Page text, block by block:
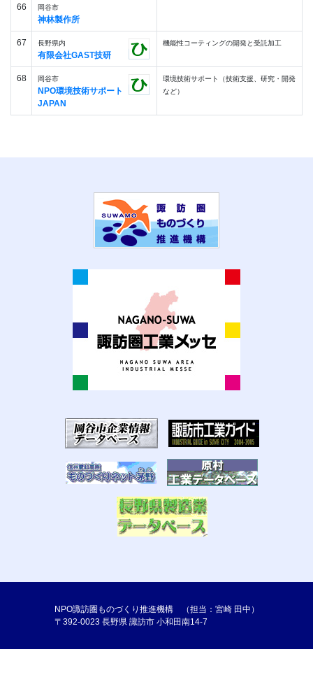
66 岡谷市
神林製作所
67 長野県内
有限会社GAST技研
機能性コーティングの開発と受託加工
68 岡谷市
NPO環境技術サポート
JAPAN
環境技術サポート（技術支援、研究・開発
など）
NPO諏訪圏ものづくり推進機構 （担当：宮崎 田中）
〒392-0023 長野県 諏訪市 小和田南14-7